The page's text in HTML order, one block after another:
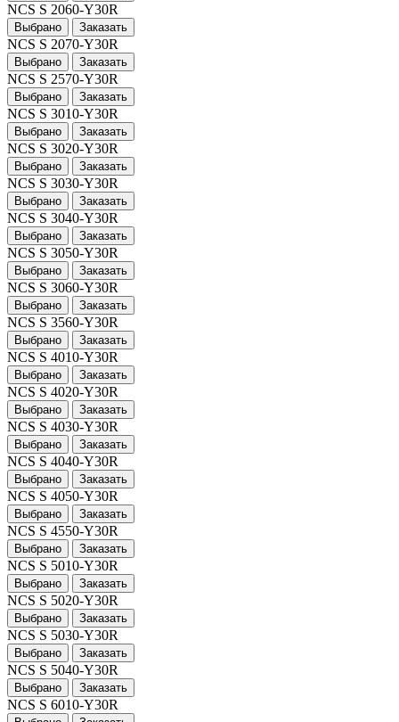
NCS S 2060-Y30R
Выбрано Заказать
NCS S 2070-Y30R
Выбрано Заказать
NCS S 2570-Y30R
Выбрано Заказать
NCS S 3010-Y30R
Выбрано Заказать
NCS S 3020-Y30R
Выбрано Заказать
NCS S 3030-Y30R
Выбрано Заказать
NCS S 3040-Y30R
Выбрано Заказать
NCS S 3050-Y30R
Выбрано Заказать
NCS S 3060-Y30R
Выбрано Заказать
NCS S 3560-Y30R
Выбрано Заказать
NCS S 4010-Y30R
Выбрано Заказать
NCS S 4020-Y30R
Выбрано Заказать
NCS S 4030-Y30R
Выбрано Заказать
NCS S 4040-Y30R
Выбрано Заказать
NCS S 4050-Y30R
Выбрано Заказать
NCS S 4550-Y30R
Выбрано Заказать
NCS S 5010-Y30R
Выбрано Заказать
NCS S 5020-Y30R
Выбрано Заказать
NCS S 5030-Y30R
Выбрано Заказать
NCS S 5040-Y30R
Выбрано Заказать
NCS S 6010-Y30R